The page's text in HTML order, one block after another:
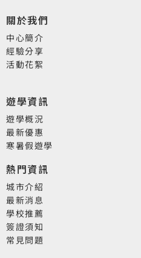
關於我們
中心簡介
經驗分享
活動花絮
遊學資訊
遊學概況
最新優惠
寒暑假遊學
熱門資訊
城市介紹
最新消息
學校推薦
簽證須知
常見問題